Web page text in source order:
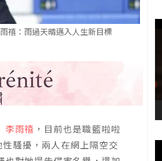
禧：雨過天晴邁入人生新目標
李雨禧 ，目前也是職籃啦啦
騷擾，兩人在網上隔空交